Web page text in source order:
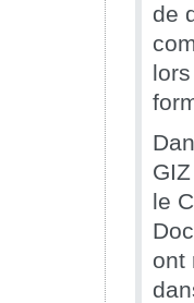
de
le
ont